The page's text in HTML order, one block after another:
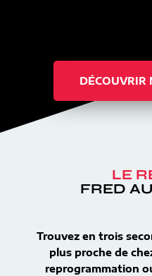
DÉCOUVRIR
LE
FRED
Trouvez en trois
plus proche de
reprogrammation